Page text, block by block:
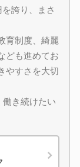
誇り、まさ
育制度、綺麗
ども進めてお
やすさを大切
働き続けたい